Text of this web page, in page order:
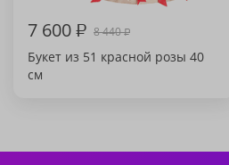
7 600₽ 8 440₽
Букет из 51 красной розы 40
см